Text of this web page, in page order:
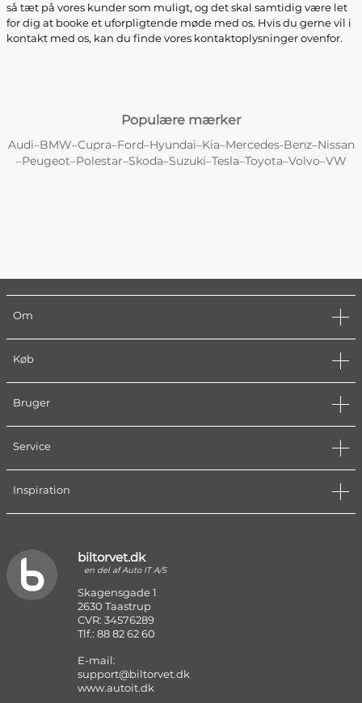
så tæt på vores kunder som muligt, og det skal samtidig være let
for dig at booke et uforpligtende møde med os. Hvis du gerne vil i
kontakt med os, kan du finde vores kontaktoplysninger ovenfor.
Populære mærker
Audi–BMW–Cupra–Ford–Hyundai–Kia–Mercedes-Benz–Nissan
–Peugeot–Polestar–Skoda–Suzuki–Tesla–Toyota–Volvo–VW
Om
Køb
Bruger
Service
Inspiration
biltorvet.dk
en del af Auto IT A/S
Skagensgade 1
2630 Taastrup
CVR: 34576289
Tlf.: 88 82 62 60
E-mail:
support@biltorvet.dk
www.autoit.dk